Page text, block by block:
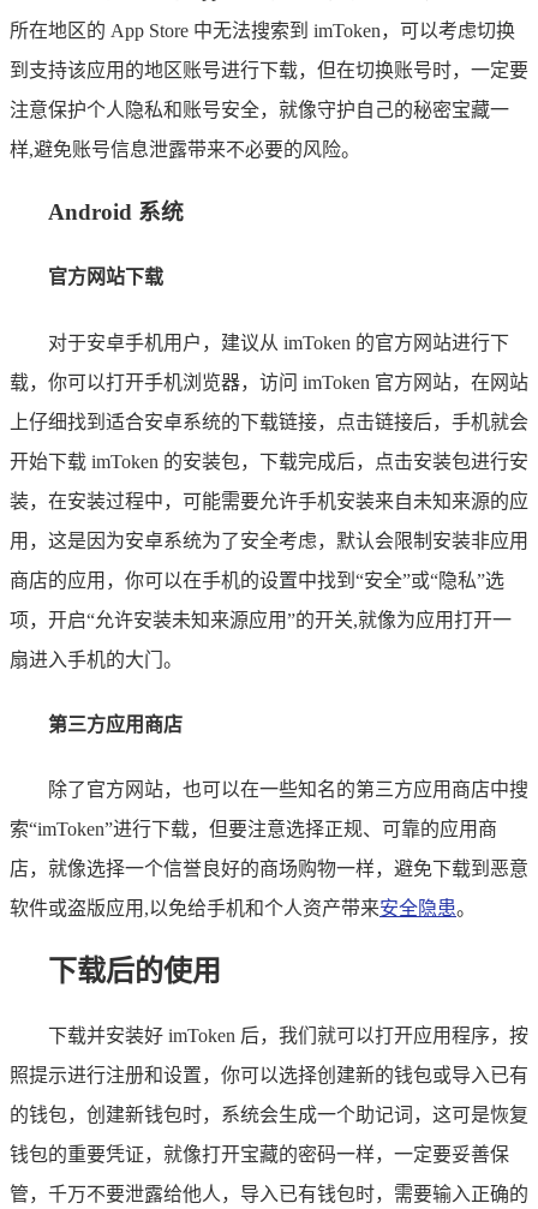
所在地区的 App Store 中无法搜索到 imToken，可以考虑切换
到支持该应用的地区账号进行下载，但在切换账号时，一定要
注意保护个人隐私和账号安全，就像守护自己的秘密宝藏一
样,避免账号信息泄露带来不必要的风险。
Android 系统
官方网站下载
对于安卓手机用户，建议从 imToken 的官方网站进行下
载，你可以打开手机浏览器，访问 imToken 官方网站，在网站
上仔细找到适合安卓系统的下载链接，点击链接后，手机就会
开始下载 imToken 的安装包，下载完成后，点击安装包进行安
装，在安装过程中，可能需要允许手机安装来自未知来源的应
用，这是因为安卓系统为了安全考虑，默认会限制安装非应用
商店的应用，你可以在手机的设置中找到“安全”或“隐私”选
项，开启“允许安装未知来源应用”的开关,就像为应用打开一
扇进入手机的大门。
第三方应用商店
除了官方网站，也可以在一些知名的第三方应用商店中搜
索“imToken”进行下载，但要注意选择正规、可靠的应用商
店，就像选择一个信誉良好的商场购物一样，避免下载到恶意
软件或盗版应用,以免给手机和个人资产带来安全隐患。
下载后的使用
下载并安装好 imToken 后，我们就可以打开应用程序，按
照提示进行注册和设置，你可以选择创建新的钱包或导入已有
的钱包，创建新钱包时，系统会生成一个助记词，这可是恢复
钱包的重要凭证，就像打开宝藏的密码一样，一定要妥善保
管，千万不要泄露给他人，导入已有钱包时，需要输入正确的